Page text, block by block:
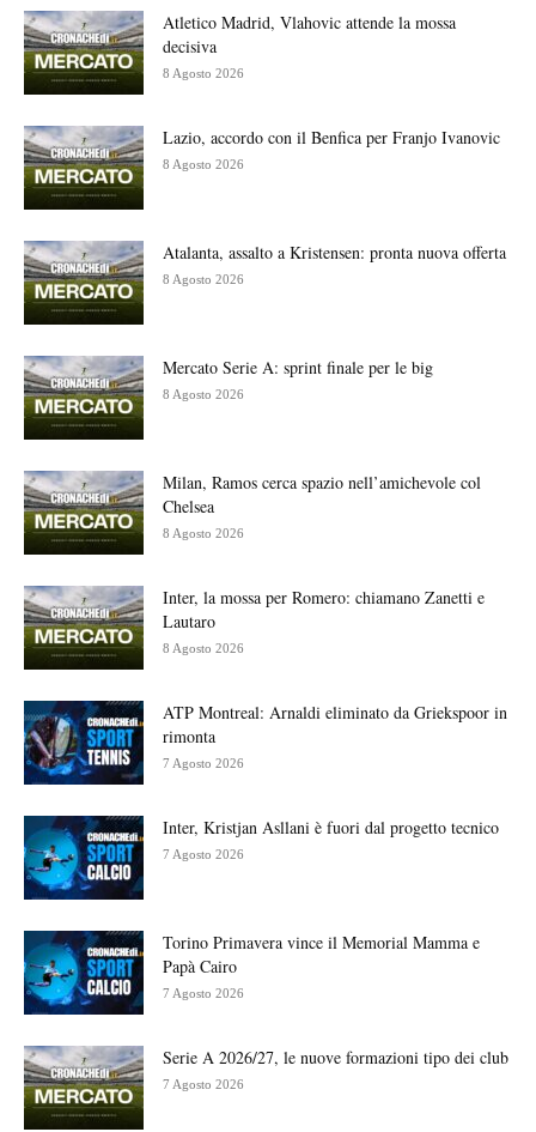
Atletico Madrid, Vlahovic attende la mossa
decisiva
8 Agosto 2026
Lazio, accordo con il Benfica per Franjo Ivanovic
8 Agosto 2026
Atalanta, assalto a Kristensen: pronta nuova offerta
8 Agosto 2026
Mercato Serie A: sprint finale per le big
8 Agosto 2026
Milan, Ramos cerca spazio nell’amichevole col
Chelsea
8 Agosto 2026
Inter, la mossa per Romero: chiamano Zanetti e
Lautaro
8 Agosto 2026
ATP Montreal: Arnaldi eliminato da Griekspoor in
rimonta
7 Agosto 2026
Inter, Kristjan Asllani è fuori dal progetto tecnico
7 Agosto 2026
Torino Primavera vince il Memorial Mamma e
Papà Cairo
7 Agosto 2026
Serie A 2026/27, le nuove formazioni tipo dei club
7 Agosto 2026